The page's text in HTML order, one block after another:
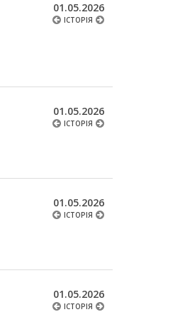
01.05.2026
ІСТОРІЯ
01.05.2026
ІСТОРІЯ
01.05.2026
ІСТОРІЯ
01.05.2026
ІСТОРІЯ